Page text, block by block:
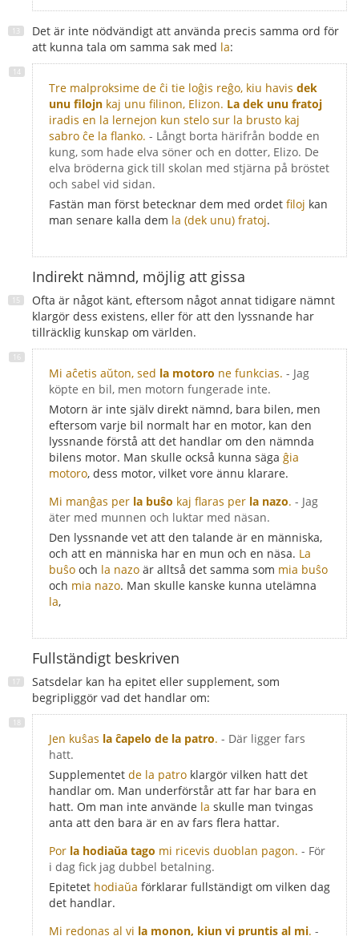
Det är inte nödvändigt att använda precis samma ord för
att kunna tala om samma sak med la:
Tre malproksime de ĉi tie loĝis reĝo, kiu havis dek
unu filojn kaj unu filinon, Elizon. La dek unu fratoj
iradis en la lernejon kun stelo sur la brusto kaj
sabro ĉe la flanko. - Långt borta härifrån bodde en
kung, som hade elva söner och en dotter, Elizo. De
elva bröderna gick till skolan med stjärna på bröstet
och sabel vid sidan.
Fastän man först betecknar dem med ordet filoj kan
man senare kalla dem la (dek unu) fratoj.
Indirekt nämnd, möjlig att gissa
Ofta är något känt, eftersom något annat tidigare nämnt
klargör dess existens, eller för att den lyssnande har
tillräcklig kunskap om världen.
Mi aĉetis aŭton, sed la motoro ne funkcias. - Jag
köpte en bil, men motorn fungerade inte.
Motorn är inte själv direkt nämnd, bara bilen, men
eftersom varje bil normalt har en motor, kan den
lyssnande förstå att det handlar om den nämnda
bilens motor. Man skulle också kunna säga ĝia
motoro, dess motor, vilket vore ännu klarare.
Mi manĝas per la buŝo kaj flaras per la nazo. - Jag
äter med munnen och luktar med näsan.
Den lyssnande vet att den talande är en människa,
och att en människa har en mun och en näsa. La
buŝo och la nazo är alltså det samma som mia buŝo
och mia nazo. Man skulle kanske kunna utelämna
la,
Fullständigt beskriven
Satsdelar kan ha epitet eller supplement, som
begripliggör vad det handlar om:
Jen kuŝas la ĉapelo de la patro. - Där ligger fars
hatt.
Supplementet de la patro klargör vilken hatt det
handlar om. Man underförstår att far har bara en
hatt. Om man inte använde la skulle man tvingas
anta att den bara är en av fars flera hattar.
Por la hodiaŭa tago mi ricevis duoblan pagon. - För
i dag fick jag dubbel betalning.
Epitetet hodiaŭa förklarar fullständigt om vilken dag
det handlar.
Mi redonas al vi la monon, kiun vi pruntis al mi. -